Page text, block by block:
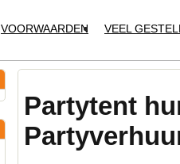
VOORWAARDEN VEEL
Partytent